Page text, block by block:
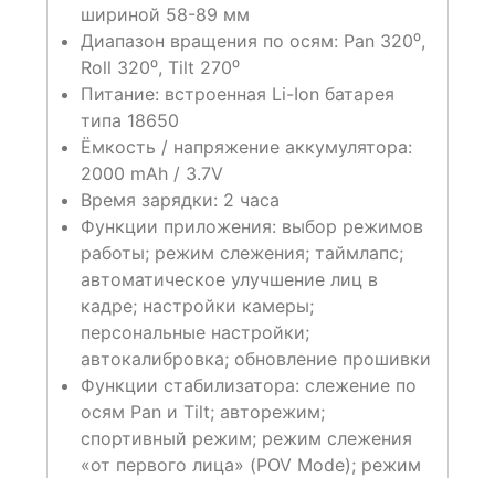
шириной 58-89 мм
Диапазон вращения по осям: Pan 320⁰,
Roll 320⁰, Tilt 270⁰
Питание: встроенная Li-Ion батарея
типа 18650
Ёмкость / напряжение аккумулятора:
2000 mAh / 3.7V
Время зарядки: 2 часа
Функции приложения: выбор режимов
работы; режим слежения; таймлапс;
автоматическое улучшение лиц в
кадре; настройки камеры;
персональные настройки;
автокалибровка; обновление прошивки
Функции стабилизатора: слежение по
осям Pan и Tilt; авторежим;
спортивный режим; режим слежения
«от первого лица» (POV Mode); режим